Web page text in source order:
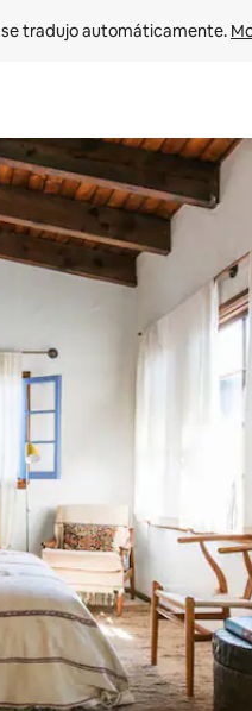
tradujo automáticamente.
hacia arriba y hacia abajo o